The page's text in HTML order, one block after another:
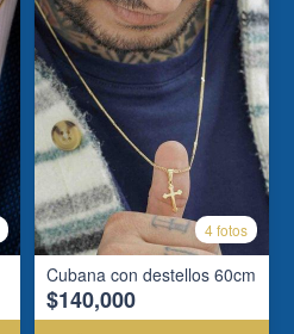
4 fotos
Cubana con destellos 60cm
$140,000